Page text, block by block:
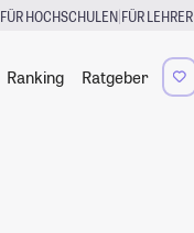
FÜR HOCHSCHULEN|FÜR LEHRER
Ranking Ratgeber